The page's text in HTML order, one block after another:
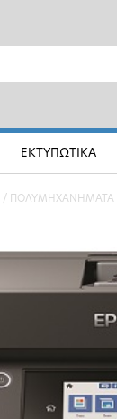
ΕΚΤΥΠΩΤΙΚΑ
/ ΠΟΛΥΜΗΧΑΝΗΜΑΤΑ